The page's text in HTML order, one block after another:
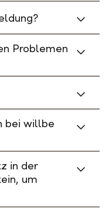
Problemen
bei willbe
in der
um